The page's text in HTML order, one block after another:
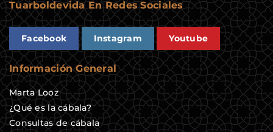
Tuarboldevida En Redes Sociales
Facebook Instagram Youtube
Información General
Marta Looz
¿Qué es la cábala?
Consultas de cábala